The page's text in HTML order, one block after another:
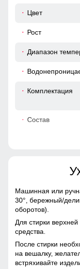
Цвет
Рост
Диапазон
Комплектация
Состав
Материал
капюшона
Материал
Машинная или
30°, бережный/
оборотов).
Для стирки
средства.
После стирки
на вешалку,
встряхивайте